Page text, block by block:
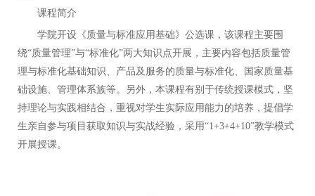
课程简介
学院开设《质量与标准应用基础》公选课， 该课程主要围
绕“质量管理”与“标准化”两大知识点开展，主要内容包括质量管
理与标准化基础知识、产品及服务的质量与标准化、国家质量基
础设施、管理体系族等。 另外， 本课程有别于传统授课模式，坚
持理论与实践相结合， 重视对学生实际应用能力的培养，提倡学
生亲自参与项目获取知识与实战经验 ， 采用“1+3+4+10”教学模式
开展授课。